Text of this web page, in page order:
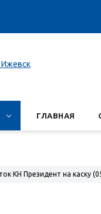
ГЛАВНАЯ
КН Президент на каску